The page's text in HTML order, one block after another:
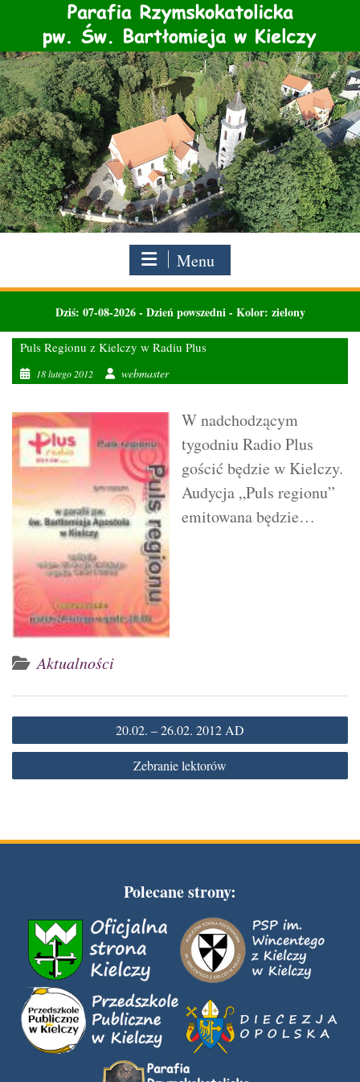
content
Menu
Dziś: 07-08-2026- Dzień powszedni - Kolor: zielony
Puls Regionu z Kielczy w Radiu Plus
18 lutego 2012 webmaster
Wnadchodzącym
tygodniu Radio Plus
gościć będzie w Kielczy.
Audycja „Puls regionu”
emitowana będzie…
Aktualności
Nawigacja
wpisu
20.02. – 26.02. 2012 AD
Zebranie lektorów
Polecane strony: